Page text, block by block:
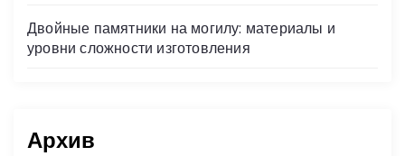
Двойные памятники на могилу: материалы и
уровни сложности изготовления
Архив